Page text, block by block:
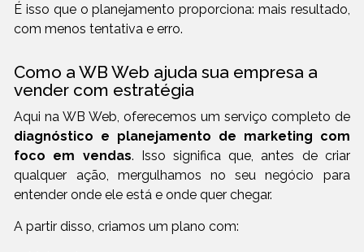
É isso que o planejamento proporciona: mais resultado,
com menos tentativa e erro.
Como a WB Web ajuda sua empresa a
vender com estratégia
Aqui na WB Web, oferecemos um serviço completo de
diagnóstico e planejamento de marketing com
foco em vendas. Isso significa que, antes de criar
qualquer ação, mergulhamos no seu negócio para
entender onde ele está e onde quer chegar.
A partir disso, criamos um plano com: